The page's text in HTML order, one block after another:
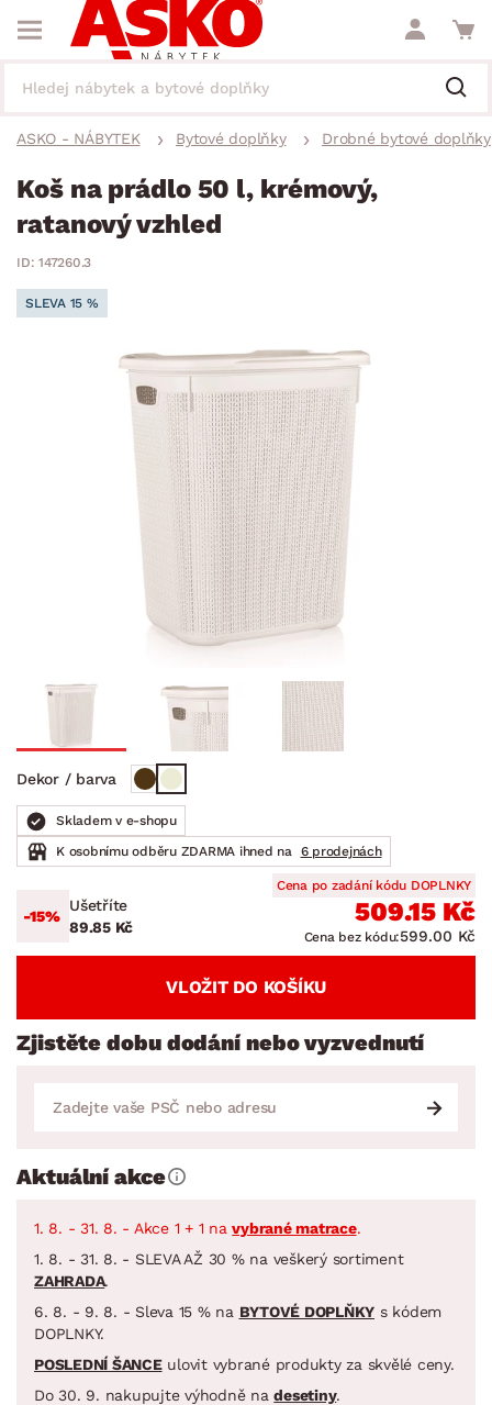
ASKO - NÁBYTEK Bytové doplňky Drobné bytové doplňky
Koš na prádlo 50 l, krémový,
ratanový vzhled
ID: 147260.3
SLEVA 15 %
Dekor / barva
Skladem v e-shopu
K osobnímu odběru ZDARMA ihned na
6 prodejnách
-15%
Ušetříte
89.85 Kč
Cena po zadání kódu DOPLNKY
509.15 Kč
Cena bez kódu:599.00 Kč
VLOŽIT DO KOŠÍKU
Zjistěte dobu dodání nebo vyzvednutí
Aktuální akce
1. 8. - 31. 8. - Akce 1 + 1 navybrané matrace.
1. 8. - 31. 8. - SLEVA AŽ 30 % na veškerý sortiment
ZAHRADA.
6. 8. - 9. 8. - Sleva 15 % na BYTOVÉ DOPLŇKY s kódem
DOPLNKY.
POSLEDNÍ ŠANCEulovit vybrané produkty za skvělé ceny.
Do 30. 9. nakupujte výhodně nadesetiny.